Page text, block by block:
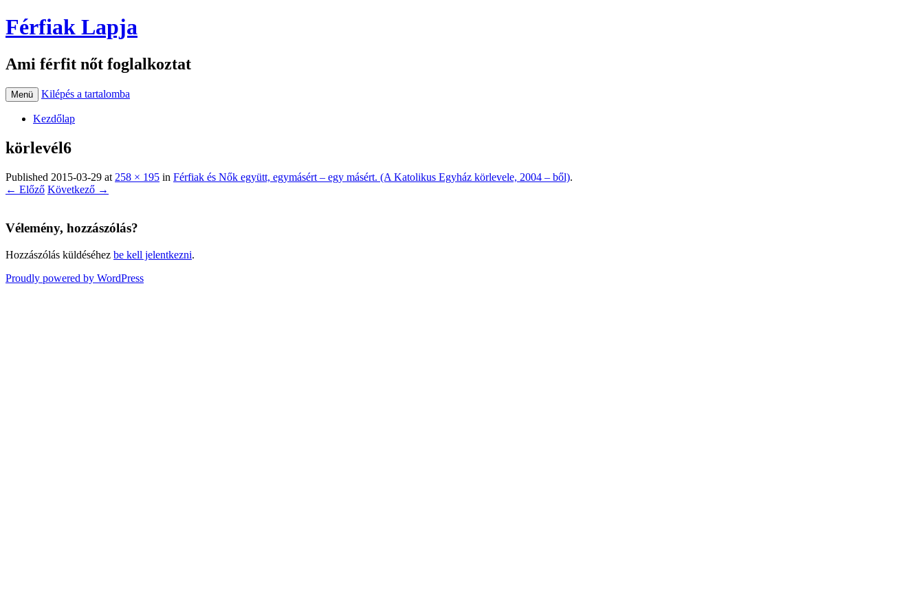
Férfiak Lapja
Ami férfit nőt foglalkoztat
Menü Kilépés a tartalomba
Kezdőlap
körlevél6
Published 2015-03-29 at 258 × 195 in Férfiak és Nők együtt, egymásért – egy másért. (A Katolikus Egyház körlevele, 2004 – ből).
← Előző Következő →
Vélemény, hozzászólás?
Hozzászólás küldéséhez be kell jelentkezni.
Proudly powered by WordPress